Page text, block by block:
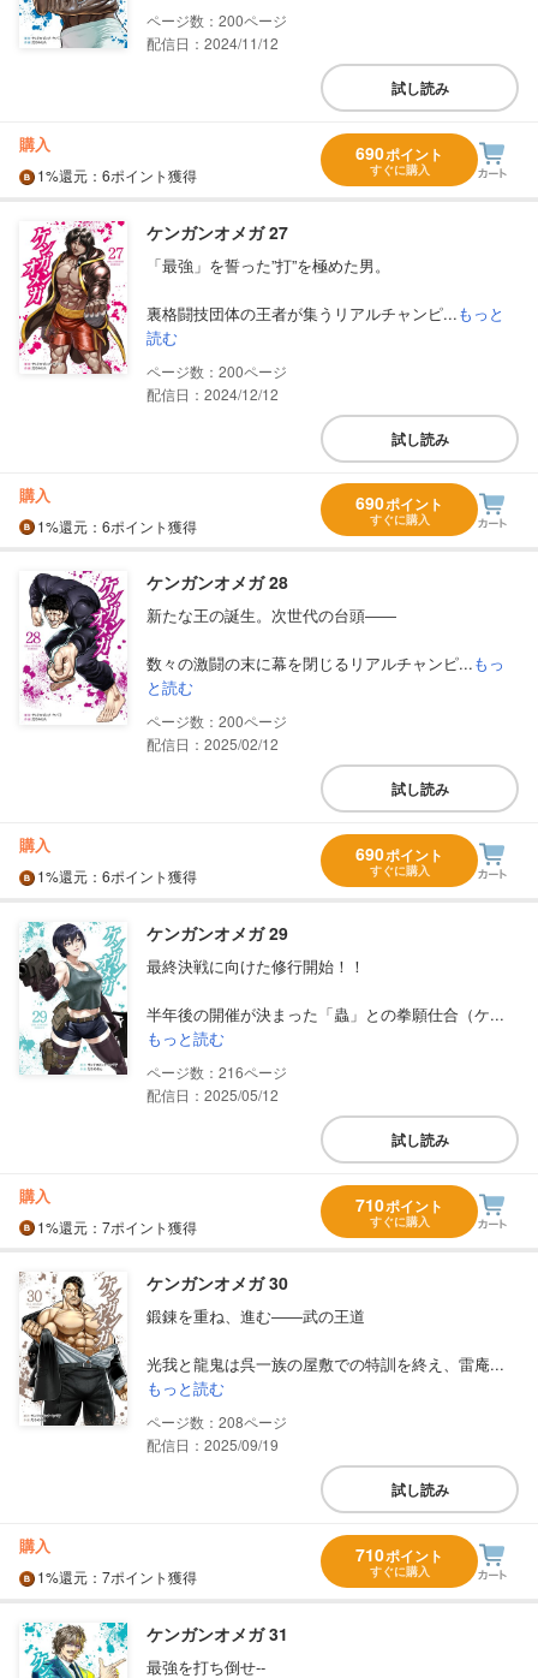
200
配信日：2024/11/12
試し読み
購入
1%還元 ：6ポイント獲得
690ポイント
すぐに購入
ケンガンオメガ 27
「最強」を誓った”打”を極めた男。
裏格闘技団体の王者が集うリアルチャンピ...もっと
読む
200
配信日：2024/12/12
試し読み
購入
1%還元 ：6ポイント獲得
690ポイント
すぐに購入
ケンガンオメガ 28
新たな王の誕生。次世代の台頭――
数々の激闘の末に幕を閉じるリアルチャンピ...もっ
と読む
200
配信日：2025/02/12
試し読み
購入
1%還元 ：6ポイント獲得
690ポイント
すぐに購入
ケンガンオメガ 29
最終決戦に向けた修行開始！！
半年後の開催が決まった「蟲」との拳願仕合（ケ...
もっと読む
216
配信日：2025/05/12
試し読み
購入
1%還元 ：7ポイント獲得
710ポイント
すぐに購入
ケンガンオメガ 30
鍛錬を重ね、進む――武の王道
光我と龍鬼は呉一族の屋敷での特訓を終え、雷庵...
もっと読む
208
配信日：2025/09/19
試し読み
購入
1%還元 ：7ポイント獲得
710ポイント
すぐに購入
ケンガンオメガ 31
最強を打ち倒せ‐‐